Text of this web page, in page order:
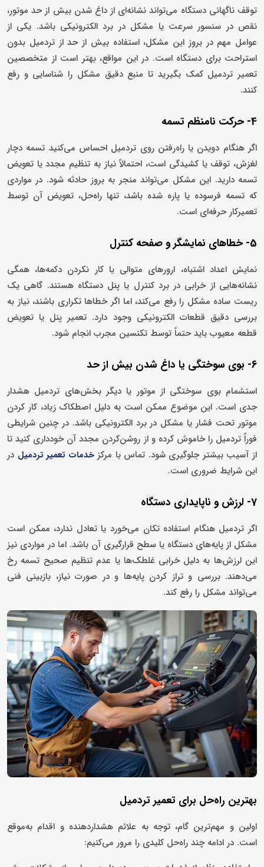
توقف ناگهانی دستگاه می‌تواند نشانه‌ای از داغ شدن بیش از حد موتور،
نقص در سنسور سرعت یا مشکل در برد الکترونیکی باشد. یکی از
عوامل مهم در بروز این مشکل، استفاده بیش از حد از تردمیل بدون
استراحت برای دستگاه است. در این مواقع، بهتر است از متخصصین
تعمیر تردمیل کمک بگیرید تا منبع دقیق مشکل را شناسایی و رفع
کنند.
4- حرکت نامنظم تسمه
اگر هنگام دویدن یا راه‌رفتن روی تردمیل احساس می‌کنید تسمه دچار
لغزش، توقف یا کشیدگی است، احتمالاً نیاز به تنظیم مجدد یا تعویض
تسمه دارید. این مشکل می‌تواند منجر به بروز حادثه شود. در مواردی
که تسمه فرسوده یا پاره شده باشد، تنها راه‌حل، تعویض آن توسط
تعمیرکار حرفه‌ای است.
5- خطاهای نمایشگر و صفحه کنترل
نمایش اعداد اشتباه، ارورهای متوالی یا کار نکردن دکمه‌ها، همگی
نشانه‌هایی از خرابی در برد کنترل یا پنل دستگاه هستند. گاهی یک
ریست ساده مشکل را رفع می‌کند، اما اگر خطاها تکراری باشند، نیاز به
بررسی دقیق قطعات الکترونیکی وجود دارد. تعمیر پنل یا تعویض
قطعه معیوب باید حتماً توسط تکنسین مجرب انجام شود.
6- بوی سوختگی یا داغ شدن بیش از حد
استشمام بوی سوختگی از موتور یا دیگر بخش‌های تردمیل هشدار
جدی است. این موضوع ممکن است به دلیل اصطکاک زیاد، کار کردن
موتور تحت فشار یا مشکل در برد الکترونیکی باشد. در چنین شرایطی
فوراً تردمیل را خاموش کرده و از روشن‌کردن مجدد آن خودداری کنید تا
از آسیب بیشتر جلوگیری شود. تماس با مرکزخدمات تعمیر تردمیل در
این شرایط ضروری است.
7- لرزش و ناپایداری دستگاه
اگر تردمیل هنگام استفاده تکان می‌خورد یا تعادل ندارد، ممکن است
مشکل از پایه‌های دستگاه یا سطح قرارگیری آن باشد. اما در مواردی نیز
این لرزش‌ها به دلیل خرابی غلطک‌ها یا عدم تنظیم صحیح تسمه رخ
می‌دهند. بررسی و تراز کردن پایه‌ها و در صورت نیاز، بازبینی فنی
می‌تواند مشکل را رفع کند.
بهترین راه‌حل برای تعمیر تردمیل
اولین و مهم‌ترین گام، توجه به علائم هشداردهنده و اقدام به‌موقع
است. در ادامه چند راه‌حل کلیدی را مرور می‌کنیم: